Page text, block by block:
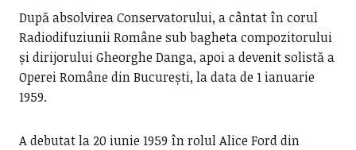
După absolvirea Conservatorului, a cântat în corul
Radiodifuziunii Române sub bagheta compozitorului
și dirijorului Gheorghe Danga, apoi a devenit solistă a
Operei Române din București, la data de 1 ianuarie
1959.
A debutat la 20 iunie 1959 în rolul Alice Ford din